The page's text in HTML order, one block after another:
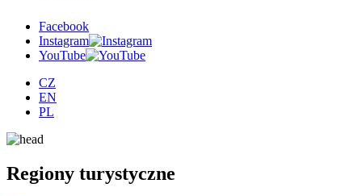
Facebook
Instagram
YouTube
CZ
EN
PL
Regiony turystyczne